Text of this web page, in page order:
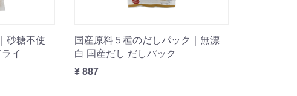
砂糖不使
イ
国産原料５種のだしパック｜無漂
白 国産だし だしパック
¥ 887